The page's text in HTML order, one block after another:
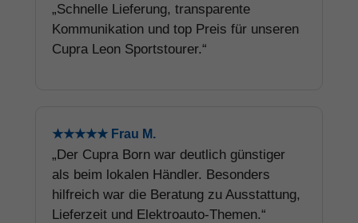
„Schnelle Lieferung, transparente
Kommunikation und top Preis für unseren
Cupra Leon Sportstourer.“
★★★★★ Frau M.
„Der Cupra Born war deutlich günstiger
als beim lokalen Händler. Besonders
hilfreich war die Beratung zu Ausstattung,
Lieferzeit und Elektroauto-Themen.“